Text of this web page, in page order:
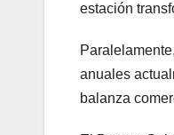
estación
anuales
balanza